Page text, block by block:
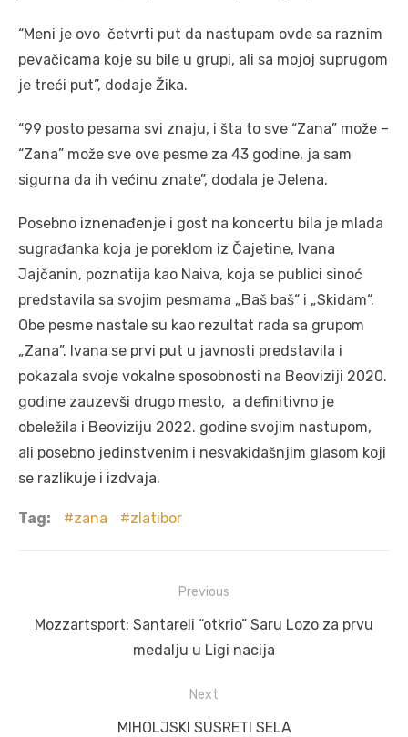
“Meni je ovo četvrti put da nastupam ovde sa raznim
pevačicama koje su bile u grupi, ali sa mojoj suprugom
je treći put”, dodaje Žika.
“99 posto pesama svi znaju, i šta to sve “Zana” može –
“Zana” može sve ove pesme za 43 godine, ja sam
sigurna da ih većinu znate”, dodala je Jelena.
Posebno iznenađenje i gost na koncertu bila je mlada
sugrađanka koja je poreklom iz Čajetine, Ivana
Jajčanin, poznatija kao Naiva, koja se publici sinoć
predstavila sa svojim pesmama „Baš baš“ i „Skidam“.
Obe pesme nastale su kao rezultat rada sa grupom
„Zana”. Ivana se prvi put u javnosti predstavila i
pokazala svoje vokalne sposobnosti na Beoviziji 2020.
godine zauzevši drugo mesto, a definitivno je
obeležila i Beoviziju 2022. godine svojim nastupom,
ali posebno jedinstvenim i nesvakidašnjim glasom koji
se razlikuje i izdvaja.
Tag: zana zlatibor
navigation
Previous
Previous
Mozzartsport: Santareli “otkrio” Saru Lozo za prvu
medalju u Ligi nacija
Next
Next
MIHOLJSKI SUSRETI SELA